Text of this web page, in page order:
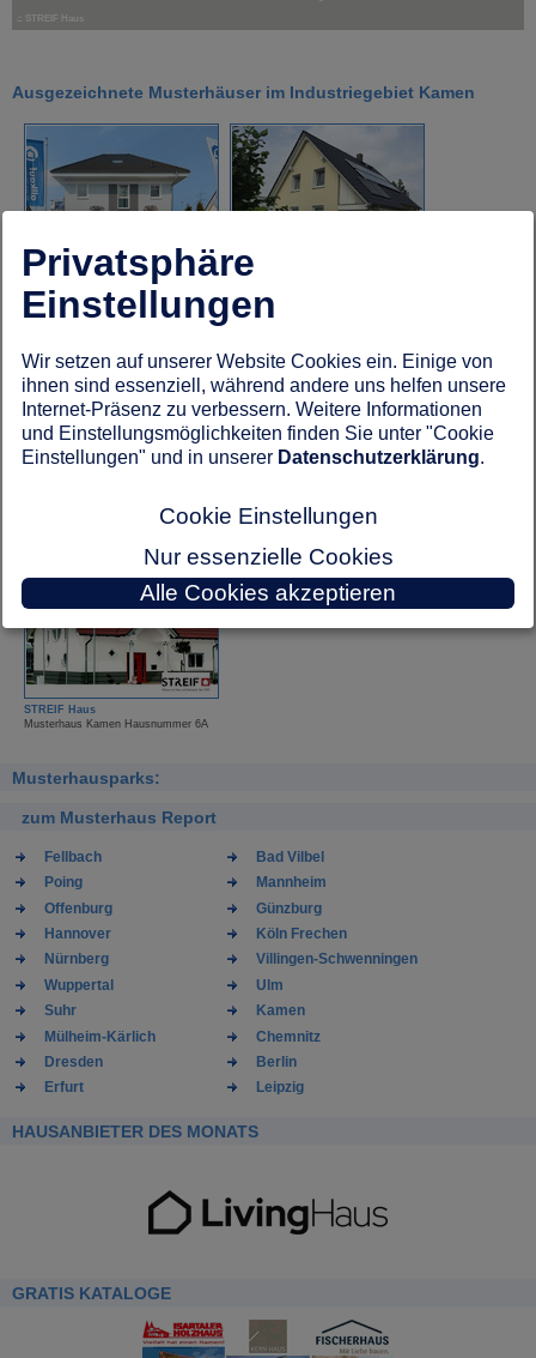
⌂ STREIF Haus
Ausgezeichnete Musterhäuser im Industriegebiet Kamen
Musterhaus Kamen Hausnummer 6B
Musterhaus Kamen Hausnummer 6C
STREIF Haus
Musterhaus Kamen Hausnummer 6A
Musterhausparks:
zum Musterhaus Report
Fellbach
Bad Vilbel
Poing
Mannheim
Offenburg
Günzburg
Hannover
Köln Frechen
Nürnberg
Villingen-Schwenningen
Wuppertal
Ulm
Suhr
Kamen
Mülheim-Kärlich
Chemnitz
Dresden
Berlin
Erfurt
Leipzig
HAUSANBIETER DES MONATS
GRATIS KATALOGE
Privatsphäre
Einstellungen
Wir setzen auf unserer Website Cookies ein. Einige von
ihnen sind essenziell, während andere uns helfen unsere
Internet-Präsenz zu verbessern. Weitere Informationen
und Einstellungsmöglichkeiten finden Sie unter "Cookie
Einstellungen" und in unserer Datenschutzerklärung.
Cookie Einstellungen
Nur essenzielle Cookies
Alle Cookies akzeptieren